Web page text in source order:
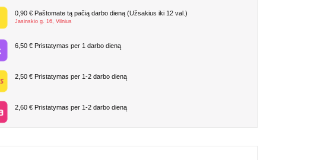
0,90 € Paštomate tą pačią darbo dieną (Užsakius iki 12 val.)
Jasinskio g. 16, Vilnius
6,50 € Pristatymas per 1 darbo dieną
2,50 € Pristatymas per 1-2 darbo dieną
2,60 € Pristatymas per 1-2 darbo dieną